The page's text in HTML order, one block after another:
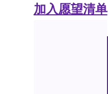
加入愿望清单